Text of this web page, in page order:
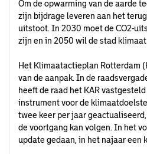
Om de opwarming van de aarde
zijn bijdrage leveren aan het
uitstoot. In 2030 moet de CO2-
zijn en in 2050 wil de stad
Het Klimaatactieplan Rotterdam
van de aanpak. In de
heeft de raad het KAR
instrument voor de
twee keer per jaar
de voortgang kan volgen. In het
update gedaan, in het najaar een